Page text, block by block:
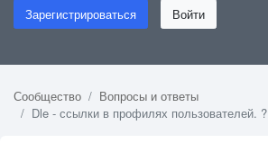
Зарегистрироваться Войти
Сообщество
Вопросы и ответы
Dle - ссылки в профилях пользователей. ?